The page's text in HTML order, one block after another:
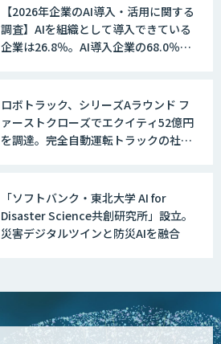
【2026年企業のAI導入・活用に関する
調査】AIを組織として導入できている
企業は26.8％。AI導入企業の68.0％
ロボトラック、シリーズAラウンド フ
ァーストクローズでエクイティ52億円
を調達。完全自動運転トラックの社会
「ソフトバンク・東北大学 AI for
Disaster Science共創研究所」設立。
災害デジタルツインと防災AIを融合